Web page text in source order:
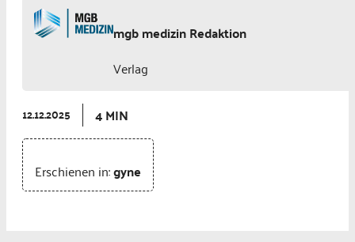
mgb medizin Redaktion
Verlag
12.12.2025 4 MIN
Erschienen in:gyne